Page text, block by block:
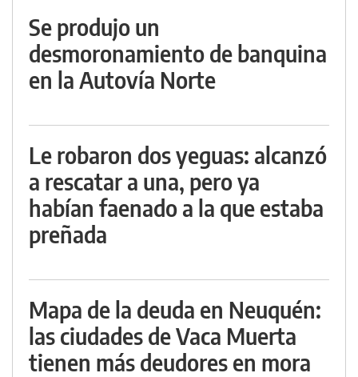
Se produjo un
desmoronamiento de banquina
en la Autovía Norte
Le robaron dos yeguas: alcanzó
a rescatar a una, pero ya
habían faenado a la que estaba
preñada
Mapa de la deuda en Neuquén:
las ciudades de Vaca Muerta
tienen más deudores en mora